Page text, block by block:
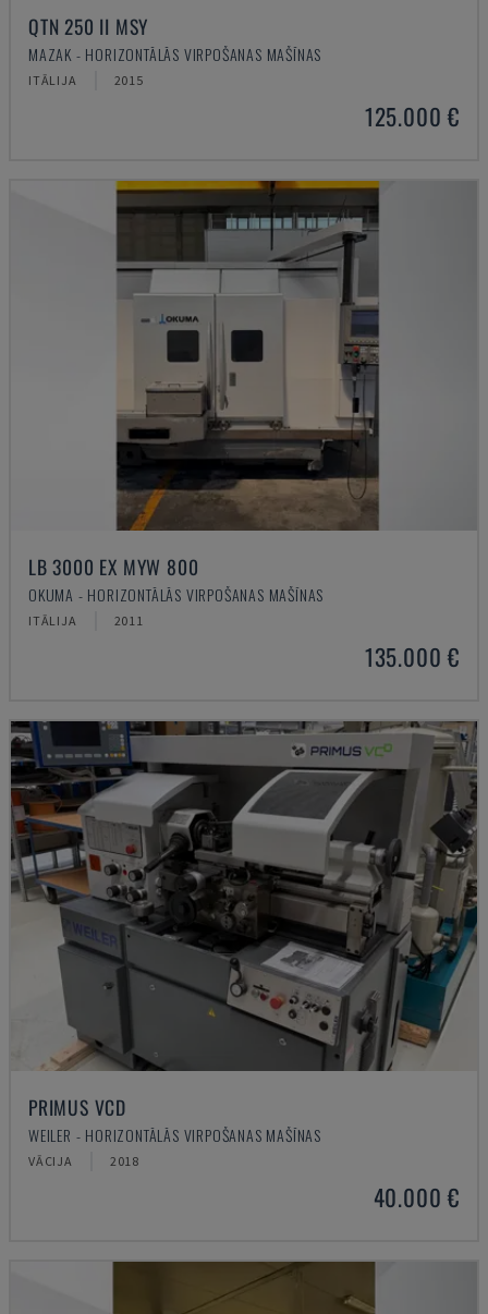
QTN 250 II MSY
MAZAK - HORIZONTĀLĀS VIRPOŠANAS MAŠĪNAS
ITĀLIJA 2015
125.000 €
LB 3000 EX MYW 800
OKUMA - HORIZONTĀLĀS VIRPOŠANAS MAŠĪNAS
ITĀLIJA 2011
135.000 €
PRIMUS VCD
WEILER - HORIZONTĀLĀS VIRPOŠANAS MAŠĪNAS
VĀCIJA 2018
40.000 €